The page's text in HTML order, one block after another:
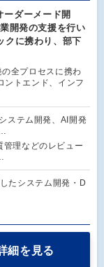
ーダーメード開
開発の支援を行い
クに携わり、部下
全プロセスに携わ
ントエンド、インフ
ステム開発、AI開発
管理などのレビュー
たシステム開発・D
細を見る